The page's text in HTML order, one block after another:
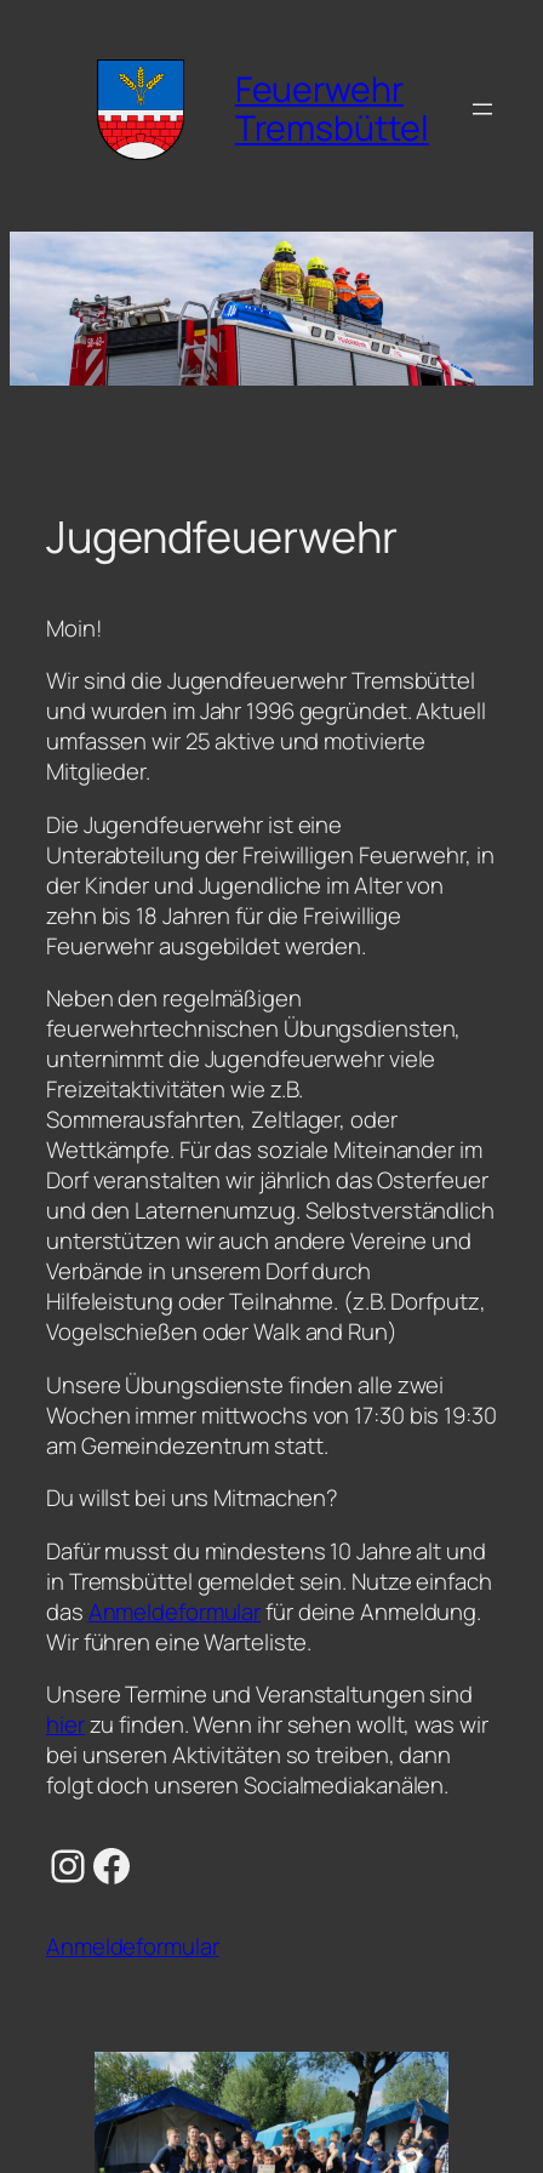
Feuerwehr
Tremsbüttel
Jugendfeuerwehr
Moin!
Wir sind die Jugendfeuerwehr Tremsbüttel
und wurden im Jahr 1996 gegründet. Aktuell
umfassen wir 25 aktive und motivierte
Mitglieder.
Die Jugendfeuerwehr ist eine
Unterabteilung der Freiwilligen Feuerwehr, in
der Kinder und Jugendliche im Alter von
zehn bis 18 Jahren für die Freiwillige
Feuerwehr ausgebildet werden.
Neben den regelmäßigen
feuerwehrtechnischen Übungsdiensten,
unternimmt die Jugendfeuerwehr viele
Freizeitaktivitäten wie z.B.
Sommerausfahrten, Zeltlager, oder
Wettkämpfe. Für das soziale Miteinander im
Dorf veranstalten wir jährlich das Osterfeuer
und den Laternenumzug. Selbstverständlich
unterstützen wir auch andere Vereine und
Verbände in unserem Dorf durch
Hilfeleistung oder Teilnahme. (z.B. Dorfputz,
Vogelschießen oder Walk and Run)
Unsere Übungsdienste finden alle zwei
Wochen immer mittwochs von 17:30 bis 19:30
am Gemeindezentrum statt.
Du willst bei uns Mitmachen?
Dafür musst du mindestens 10 Jahre alt und
in Tremsbüttel gemeldet sein. Nutze einfach
dasAnmeldeformularfür deine Anmeldung.
Wir führen eine Warteliste.
Unsere Termine und Veranstaltungen sind
hierzu finden. Wenn ihr sehen wollt, was wir
bei unseren Aktivitäten so treiben, dann
folgt doch unseren Socialmediakanälen.
Instagram
Facebook
Anmeldeformular